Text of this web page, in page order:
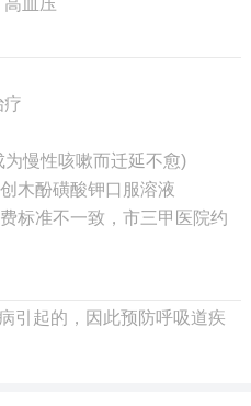
血压
疗
慢性咳嗽而迁延不愈)
木酚磺酸钾口服溶液
标准不一致，市三甲医院约
引起的，因此预防呼吸道疾